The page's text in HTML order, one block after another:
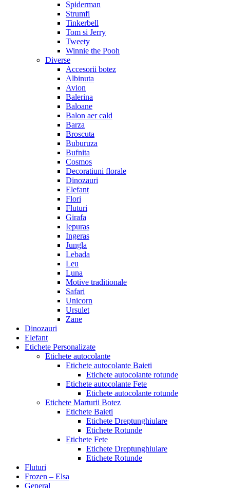
Spiderman
Strumfi
Tinkerbell
Tom si Jerry
Tweety
Winnie the Pooh
Diverse
Accesorii botez
Albinuta
Avion
Balerina
Baloane
Balon aer cald
Barza
Broscuta
Buburuza
Bufnita
Cosmos
Decoratiuni florale
Dinozauri
Elefant
Flori
Fluturi
Girafa
Iepuras
Ingeras
Jungla
Lebada
Leu
Luna
Motive traditionale
Safari
Unicorn
Ursulet
Zane
Dinozauri
Elefant
Etichete Personalizate
Etichete autocolante
Etichete autocolante Baieti
Etichete autocolante rotunde
Etichete autocolante Fete
Etichete autocolante rotunde
Etichete Marturii Botez
Etichete Baieti
Etichete Dreptunghiulare
Etichete Rotunde
Etichete Fete
Etichete Dreptunghiulare
Etichete Rotunde
Fluturi
Frozen – Elsa
General